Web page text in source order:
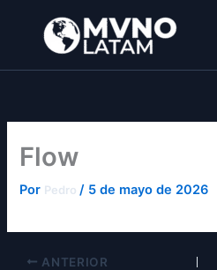
contenido
Flow
Por Pedro/ 5 de mayo de 2026
ANTERIOR